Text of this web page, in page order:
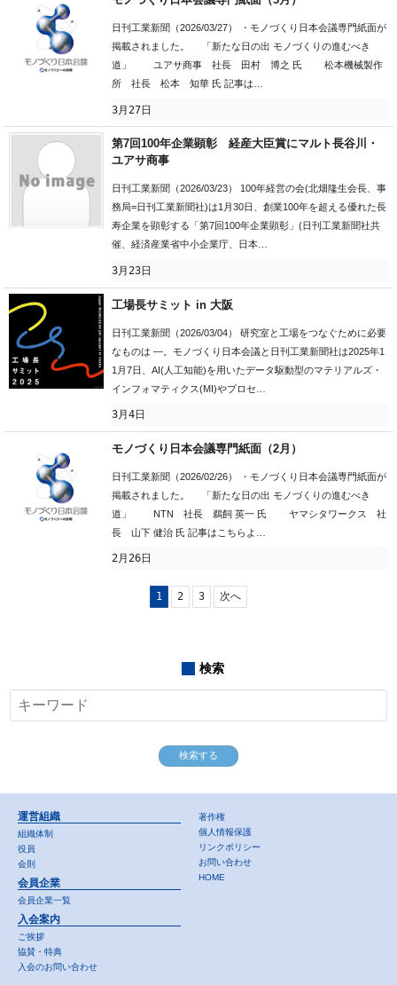
日刊工業新聞（2026/03/27） ・モノづくり日本会議専門紙面が
掲載されました。 「新たな日の出 モノづくりの進むべき
道」 ユアサ商事 社長 田村 博之 氏 松本機械製作
所 社長 松本 知華 氏 記事は…
3月27日
第7回100年企業顕彰 経産大臣賞にマルト長谷川・
ユアサ商事
日刊工業新聞（2026/03/23） 100年経営の会(北畑隆生会長、事
務局=日刊工業新聞社)は1月30日、創業100年を超える優れた長
寿企業を顕彰する「第7回100年企業顕彰」(日刊工業新聞社共
催、経済産業省中小企業庁、日本…
3月23日
工場長サミット in 大阪
日刊工業新聞（2026/03/04） 研究室と工場をつなぐために必要
なものは ―。モノづくり日本会議と日刊工業新聞社は2025年1
1月7日、AI(人工知能)を用いたデータ駆動型のマテリアルズ・
インフォマティクス(MI)やプロセ…
3月4日
モノづくり日本会議専門紙面（2月）
日刊工業新聞（2026/02/26） ・モノづくり日本会議専門紙面が
掲載されました。 「新たな日の出 モノづくりの進むべき
道」 NTN 社長 鵜飼 英一 氏 ヤマシタワークス 社
長 山下 健治 氏 記事はこちらよ…
2月26日
1 2 3 次へ
検索
運営組織
組織体制
役員
会則
会員企業
会員企業一覧
入会案内
ご挨拶
協賛・特典
入会のお問い合わせ
著作権
個人情報保護
リンクポリシー
お問い合わせ
HOME